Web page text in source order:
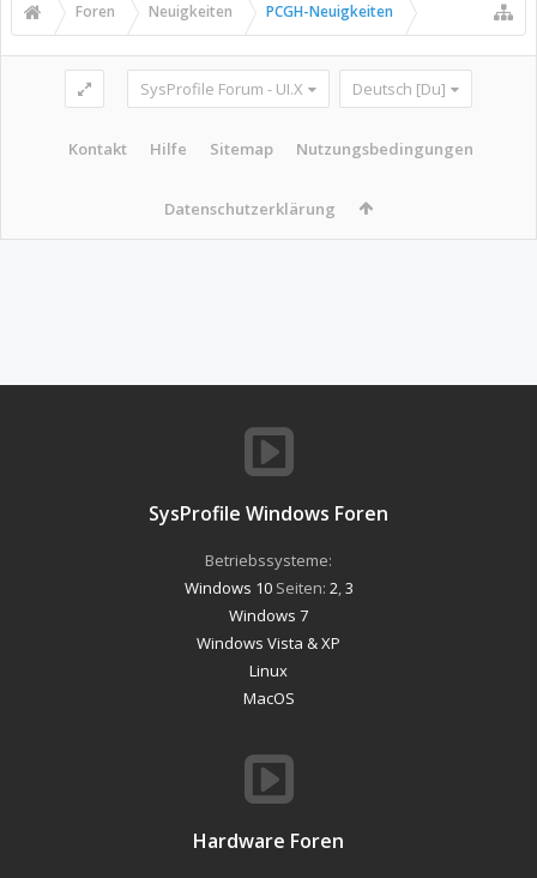
Foren Neuigkeiten PCGH-Neuigkeiten
SysProfile Forum - UI.X Deutsch [Du]
Kontakt Hilfe Sitemap Nutzungsbedingungen
Datenschutzerklärung
SysProfile Windows Foren
Betriebssysteme:
Windows 10Seiten: 2 3
Windows 7
Windows Vista & XP
Linux
MacOS
Hardware Foren